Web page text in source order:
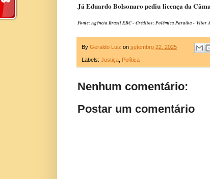
Já Eduardo Bolsonaro pediu licença da
Fonte: Agência Brasil EBC - Créditos: Polêmica Paraíba - Vitor
By Geraldo Luiz on setembro 22, 2025
Labels: Justiça Política
Nenhum comentário:
Postar um comentário